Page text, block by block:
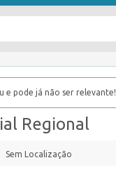
e pode já não ser relevante!
Regional
Sem Localização